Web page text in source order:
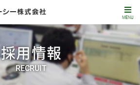
MENU
採用情報
RECRUIT